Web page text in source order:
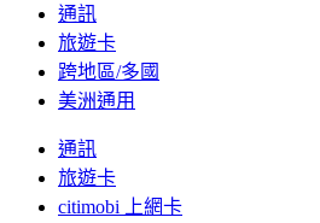
通訊
旅遊卡
跨地區/多國
美洲通用
通訊
旅遊卡
citimobi 上網卡